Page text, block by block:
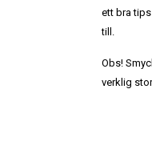
ett bra
till.
Obs!
verklig